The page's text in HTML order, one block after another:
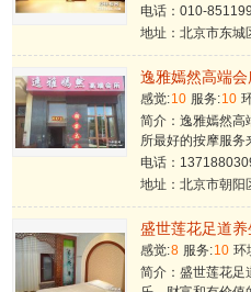
电话：010-
地址：北京市东城
逸雅嫣然高端会
感觉:10 服务:10
简介：逸雅嫣然高
所最好的按摩服务
电话：
地址：北京市朝
盛世莲花足道
感觉:8 服务:10 环
简介：盛世莲花足